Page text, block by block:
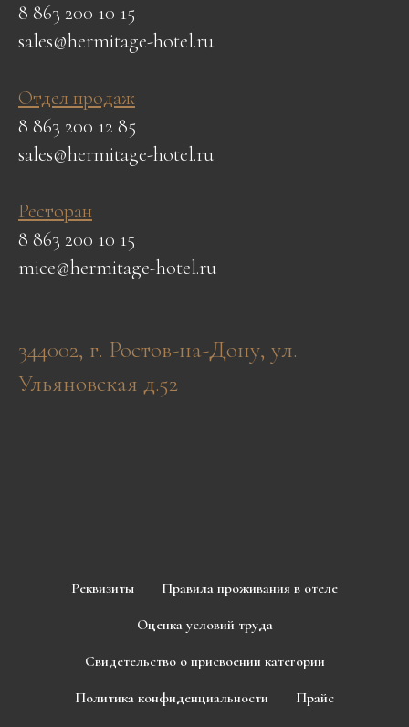
8 863 200 10 15
sales@hermitage-hotel.ru
Отдел продаж
8 863 200 12 85
sales@hermitage-hotel.ru
Ресторан
8 863 200 10 15
mice@hermitage-hotel.ru
344002, г. Ростов-на-Дону, ул.
Ульяновская д.52
Реквизиты
Правила проживания в отеле
Оценка условий труда
Свидетельство о присвоении категории
Политика конфиденциальности
Прайс